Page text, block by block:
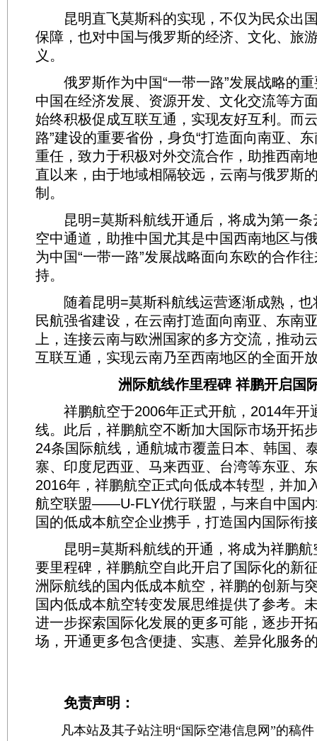
昆明直飞莫斯科的实现，不仅为民众出
保障，也对中国与俄罗斯的经济、文化、旅
义。
俄罗斯作为中国“一带一路”发展战略的重
中国在经济发展、资源开发、文化交流等方
始终积极促成互联互通，实现友好互利。而
路”建设的重要省份，身负“打造面向南亚、
重任，致力于积极对外交流合作，助推西南
直以来，由于地域相隔较远，云南与俄罗斯
制。
昆明=莫斯科航线开通后，将成为第一条
空中通道，助推中国尤其是中国西南地区与
为中国“一带一路”发展战略面向东欧的合作
持。
随着昆明=莫斯科航线运营逐渐成熟，也
民航强省建设，在云南打造面向南亚、东南
上，连接云南与欧洲国家的多方交流，推动
互联互通，实现云南乃至西南地区的全面开
洲际航线作里程碑 祥鹏开启国
祥鹏航空于2006年正式开航，2014年开
线。此后，祥鹏航空不断加大国际市场开拓
24条国际航线，通航城市覆盖日本、韩国、
寨、印度尼西亚、马来西亚、台湾等东亚、
2016年，祥鹏航空正式向低成本转型，并加
航空联盟——U-FLY优行联盟，与来自中国
国的低成本航空企业携手，打造国内国际衔
昆明=莫斯科航线的开通，将成为祥鹏航
要里程碑，祥鹏航空自此开启了国际化的新
洲际航线的国内低成本航空，祥鹏的创新与
国内低成本航空转变发展思维提供了参考。
进一步探索国际化发展的更多可能，逐步开
场，开通更多包含便捷、实惠、差异化服务
免责声明：
凡本站及其子站注明“国际空港信息网”的稿件